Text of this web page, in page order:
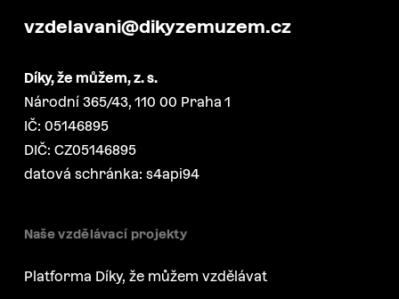
vzdelavani@dikyzemuzem.cz
Díky, že můžem, z. s.
Národní 365/43, 110 00 Praha 1
IČ: 05146895
DIČ: CZ05146895
datová schránka: s4api94
Naše vzdělávací projekty
Platforma Díky, že můžem vzdělávat